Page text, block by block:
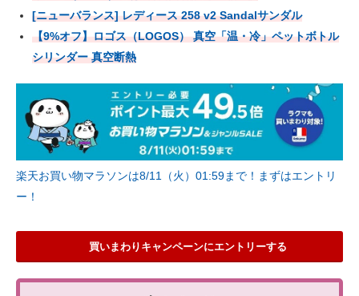
[ニューバランス] レディース 258 v2 Sandalサンダル
【9%オフ】ロゴス（LOGOS） 真空「温・冷」ペットボトル
シリンダー 真空断熱
楽天お買い物マラソンは8/11（火）01:59まで！まずはエントリ
ー！
買いまわりキャンペーンにエントリーする